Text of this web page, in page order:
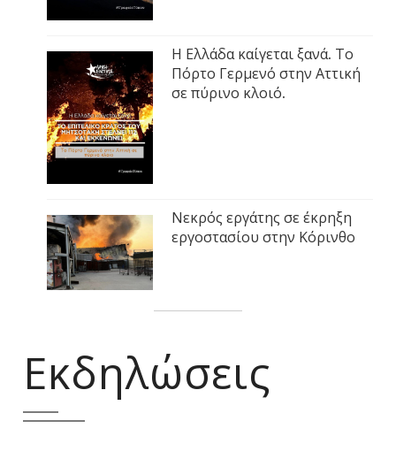
Η Ελλάδα καίγεται ξανά. Το
Πόρτο Γερμενό στην Αττική
σε πύρινο κλοιό.
Νεκρός εργάτης σε έκρηξη
εργοστασίου στην Κόρινθο
Εκδηλώσεις